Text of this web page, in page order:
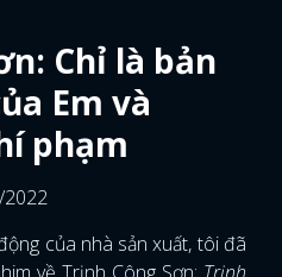
Chỉ là bản
Em và
phạm
2022
của nhà sản xuất, tôi đã